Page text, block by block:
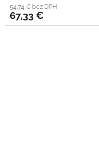
54,74 € bez DPH
67,33 €